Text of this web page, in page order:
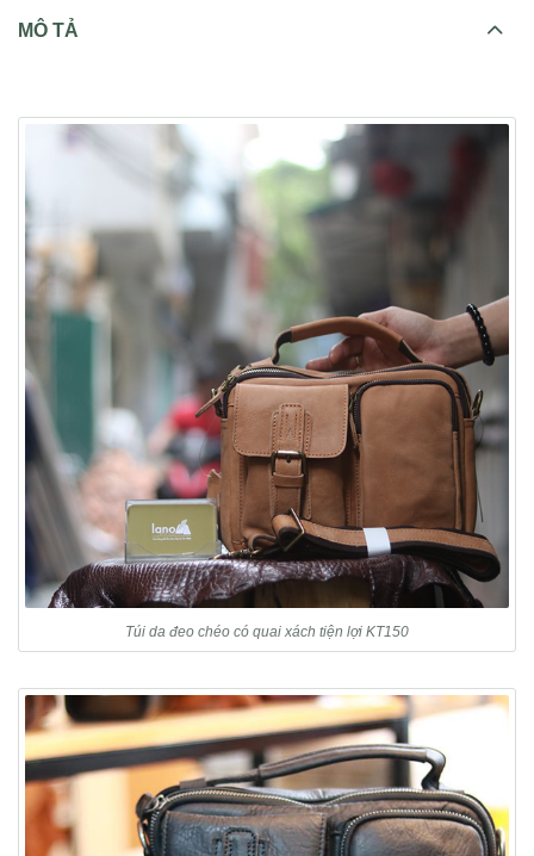
MÔ TẢ
Túi da đeo chéo có quai xách tiện lợi KT150